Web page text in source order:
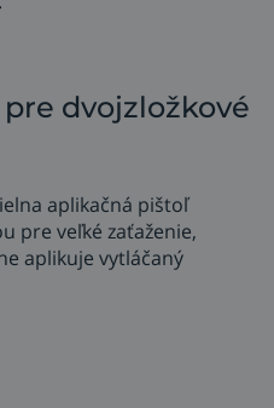
dvojzložkové
aplikačná pištoľ
pre veľké zaťaženie,
aplikuje vytláčaný
náplne.